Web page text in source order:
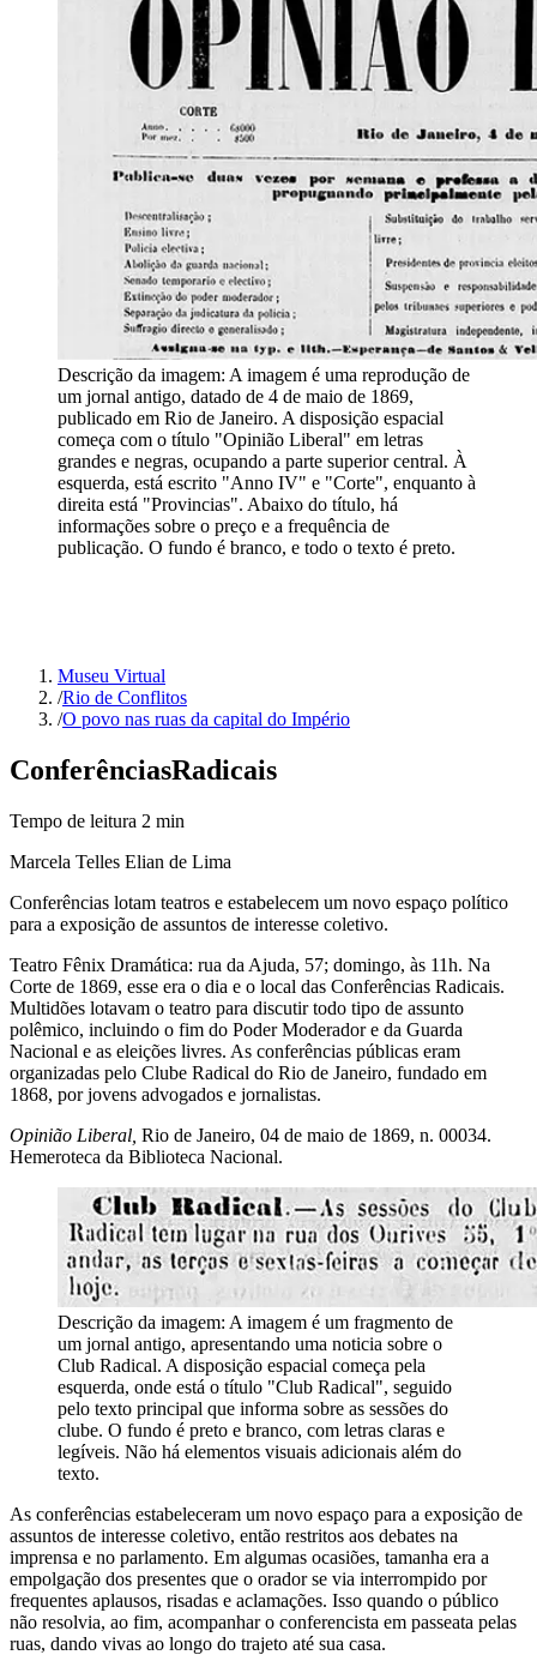
Descrição da imagem: A imagem é uma reprodução de
um jornal antigo, datado de 4 de maio de 1869,
publicado em Rio de Janeiro. A disposição espacial
começa com o título "Opinião Liberal" em letras
grandes e negras, ocupando a parte superior central. À
esquerda, está escrito "Anno IV" e "Corte", enquanto à
direita está "Provincias". Abaixo do título, há
informações sobre o preço e a frequência de
publicação. O fundo é branco, e todo o texto é preto.
Museu Virtual
/Rio de Conflitos
/O povo nas ruas da capital do Império
ConferênciasRadicais
Tempo de leitura 2 min
Marcela Telles Elian de Lima
Conferências lotam teatros e estabelecem um novo espaço político
para a exposição de assuntos de interesse coletivo.
Teatro Fênix Dramática: rua da Ajuda, 57; domingo, às 11h. Na
Corte de 1869, esse era o dia e o local das Conferências Radicais.
Multidões lotavam o teatro para discutir todo tipo de assunto
polêmico, incluindo o fim do Poder Moderador e da Guarda
Nacional e as eleições livres. As conferências públicas eram
organizadas pelo Clube Radical do Rio de Janeiro, fundado em
1868, por jovens advogados e jornalistas.
Opinião Liberal, Rio de Janeiro, 04 de maio de 1869, n. 00034.
Hemeroteca da Biblioteca Nacional.
Descrição da imagem: A imagem é um fragmento de
um jornal antigo, apresentando uma noticia sobre o
Club Radical. A disposição espacial começa pela
esquerda, onde está o título "Club Radical", seguido
pelo texto principal que informa sobre as sessões do
clube. O fundo é preto e branco, com letras claras e
legíveis. Não há elementos visuais adicionais além do
texto.
As conferências estabeleceram um novo espaço para a exposição de
assuntos de interesse coletivo, então restritos aos debates na
imprensa e no parlamento. Em algumas ocasiões, tamanha era a
empolgação dos presentes que o orador se via interrompido por
frequentes aplausos, risadas e aclamações. Isso quando o público
não resolvia, ao fim, acompanhar o conferencista em passeata pelas
ruas, dando vivas ao longo do trajeto até sua casa.